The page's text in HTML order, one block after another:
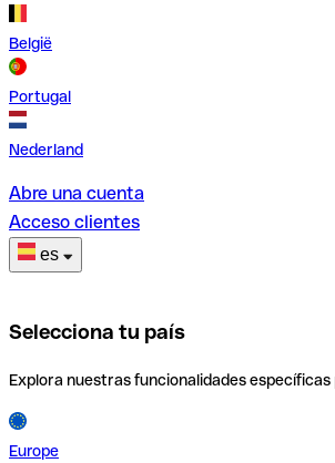
België
Portugal
Nederland
Abre una cuenta
Acceso clientes
es
Selecciona tu país
Explora nuestras funcionalidades
Europe